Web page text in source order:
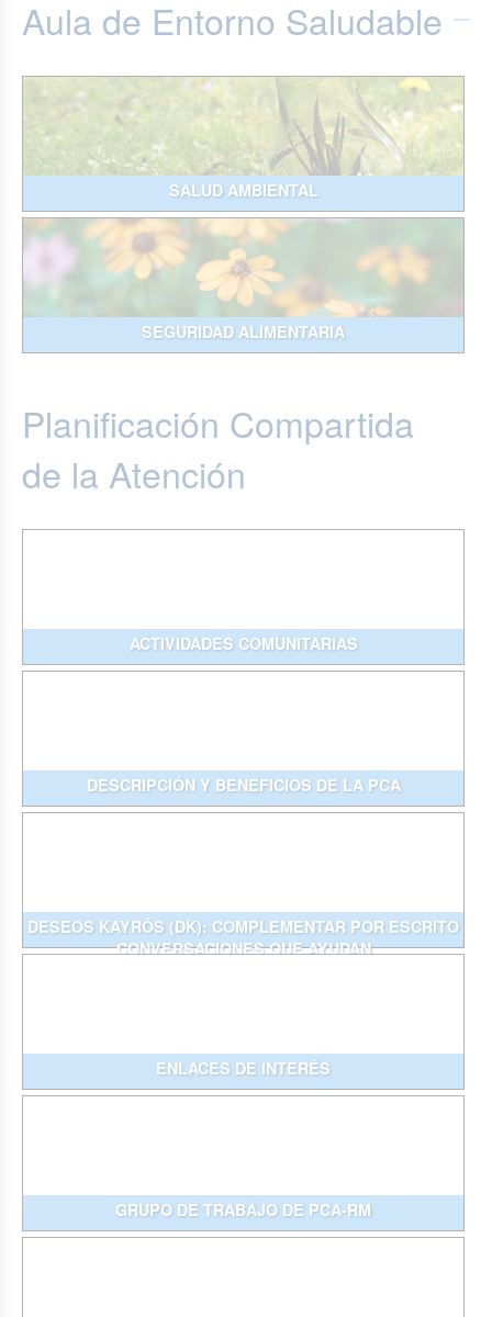
Aula de Entorno Saludable
SALUD AMBIENTAL
SEGURIDAD ALIMENTARIA
Planificación Compartida
de la Atención
ACTIVIDADES COMUNITARIAS
DESCRIPCIÓN Y BENEFICIOS DE LA PCA
DESEOS KAYRÓS (DK): COMPLEMENTAR POR ESCRITO
CONVERSACIONES QUE AYUDAN
ENLACES DE INTERÉS
GRUPO DE TRABAJO DE PCA-RM